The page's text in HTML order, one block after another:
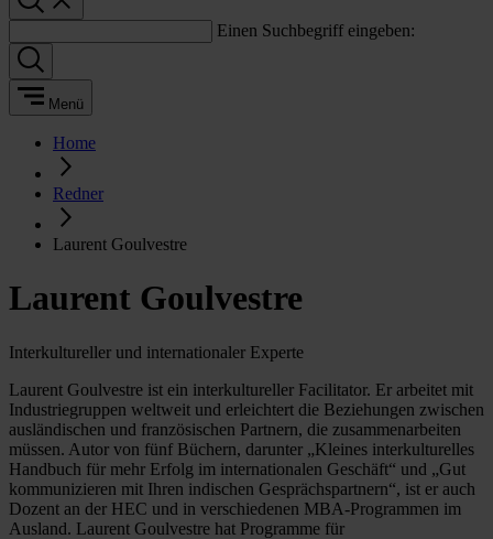
Einen Suchbegriff eingeben:
Menü
Home
Redner
Laurent Goulvestre
Laurent Goulvestre
Interkultureller und internationaler Experte
Laurent Goulvestre ist ein interkultureller Facilitator. Er arbeitet mit
Industriegruppen weltweit und erleichtert die Beziehungen zwischen
ausländischen und französischen Partnern, die zusammenarbeiten
müssen. Autor von fünf Büchern, darunter „Kleines interkulturelles
Handbuch für mehr Erfolg im internationalen Geschäft“ und „Gut
kommunizieren mit Ihren indischen Gesprächspartnern“, ist er auch
Dozent an der HEC und in verschiedenen MBA-Programmen im
Ausland. Laurent Goulvestre hat Programme für